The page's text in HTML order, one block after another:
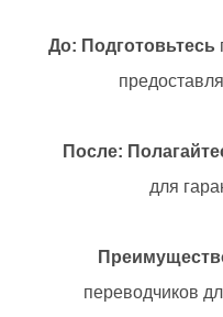
До: Подготовьтесь
После:
для
переводчиков